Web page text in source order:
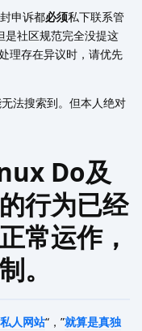
申诉都必须私下联系管
是社区规范完全没提这
理存在异议时，请优先
法搜索到。但本人绝对
Do及
行为已经
常运作，
。
人网站“，”就算是真独